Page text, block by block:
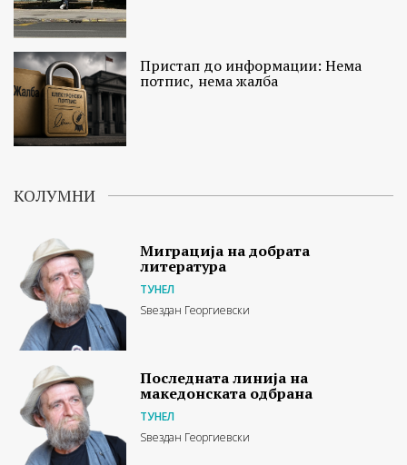
Пристап до информации: Нема
потпис, нема жалба
КОЛУМНИ
Миграција на добрата
литература
ТУНЕЛ
Ѕвездан Георгиевски
Последната линија на
македонската одбрана
ТУНЕЛ
Ѕвездан Георгиевски